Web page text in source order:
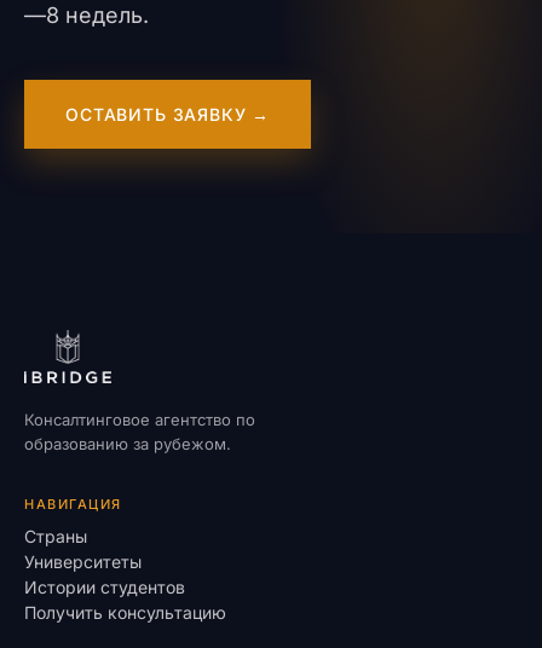
—8 недель.
ОСТАВИТЬ ЗАЯВКУ →
Консалтинговое агентство по
образованию за рубежом.
НАВИГАЦИЯ
Страны
Университеты
Истории студентов
Получить консультацию